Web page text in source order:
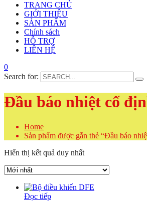
TRANG CHỦ
GIỚI THIỆU
SẢN PHẨM
Chính sách
HỖ TRỢ
LIÊN HỆ
0
Search for:
Đầu báo nhiệt cố
Home
Sản phẩm được gắn thẻ “Đầu báo
Hiển thị kết quả duy nhất
Đọc tiếp